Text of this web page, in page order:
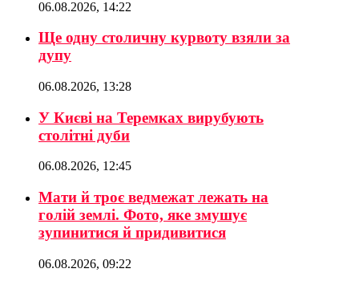
06.08.2026, 14:22
Ще одну столичну курвоту взяли за
дупу
06.08.2026, 13:28
У Києві на Теремках вирубують
столітні дуби
06.08.2026, 12:45
Мати й троє ведмежат лежать на
голій землі. Фото, яке змушує
зупинитися й придивитися
06.08.2026, 09:22